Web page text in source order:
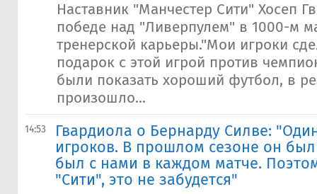
Наставник "Манчестер Сити" Хосеп
победе над "Ливерпулем" в 1000-м
тренерской карьеры."Мои игроки
подарок с этой игрой против
были показать хороший футбол, в
произошло...
14:53
Гвардиола о Бернарду Силве:
игроков. В прошлом сезоне он
был с нами в каждом матче.
"Сити", это не забудется"